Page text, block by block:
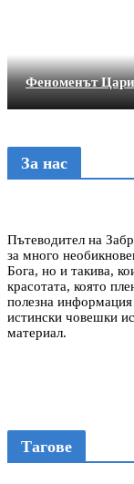
Феноменът
За нас
Пътеводител на
за много
Бога, но и такива,
красотата, която
полезна
истински човешки
материал.
Тагове